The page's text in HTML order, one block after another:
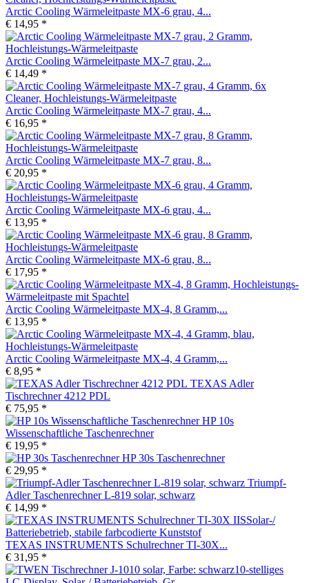
Arctic Cooling Wärmeleitpaste MX-6 grau, 4...
€ 14,95 *
Arctic Cooling Wärmeleitpaste MX-7 grau, 2...
€ 14,49 *
Arctic Cooling Wärmeleitpaste MX-7 grau, 4...
€ 16,95 *
Arctic Cooling Wärmeleitpaste MX-7 grau, 8...
€ 20,95 *
Arctic Cooling Wärmeleitpaste MX-6 grau, 4...
€ 13,95 *
Arctic Cooling Wärmeleitpaste MX-6 grau, 8...
€ 17,95 *
Arctic Cooling Wärmeleitpaste MX-4, 8 Gramm,...
€ 13,95 *
Arctic Cooling Wärmeleitpaste MX-4, 4 Gramm,...
€ 8,95 *
TEXAS Adler
Tischrechner 4212 PDL
€ 75,95 *
HP 10s
Wissenschaftliche Taschenrechner
€ 19,95 *
HP 30s Taschenrechner
€ 29,95 *
Triumpf-
Adler Taschenrechner L-819 solar, schwarz
€ 14,99 *
TEXAS INSTRUMENTS Schulrechner TI-30X...
€ 31,95 *